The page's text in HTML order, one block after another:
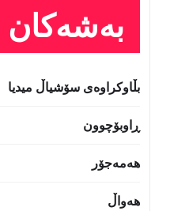
بەشەکان
بڵاوکراوەی سۆشیاڵ میدیا
ڕاوبۆچوون
هەمەجۆر
هەواڵ